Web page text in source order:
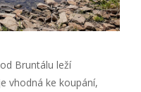
Bruntálu leží
vhodná ke koupání,